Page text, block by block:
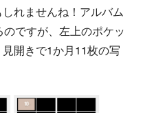
れませんね！アルバム
ですが、左上のポケッ
開きで1か月11枚の写